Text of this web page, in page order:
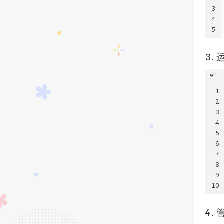
3
4
5
3.
1
2
3
4
5
6
7
8
9
10
4.